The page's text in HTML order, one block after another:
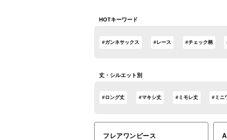
HOTキーワード
#ガンネサックス #レース #チェック柄
丈・シルエット別
#ロング丈 #マキシ丈 #ミモレ丈 #ミニ
フレアワンピース